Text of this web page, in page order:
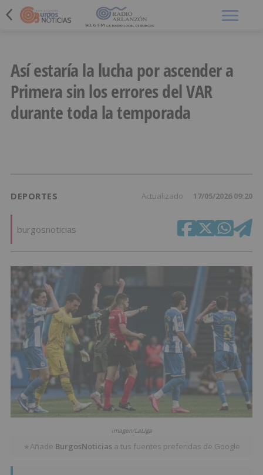
Así estaría la lucha por ascender a
Primera sin los errores del VAR
durante toda la temporada
DEPORTES Actualizado 17/05/2026 09:20
burgosnoticias
imagen/LaLiga
★Añade BurgosNoticias a tus fuentes preferidas de Google